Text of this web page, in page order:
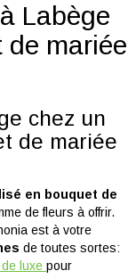
Labège
de mariée
chez un
de mariée
en bouquet de
de fleurs à offrir.
est à votre
de toutes sortes:
luxe pour